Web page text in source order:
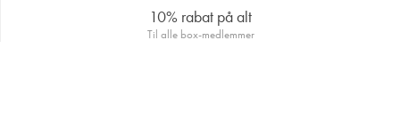
kakaotørstof.
Kan indeholde spor af sesam, nødder, jordnødder og hvede.
10% rabat på alt
Til alle box-medlemmer